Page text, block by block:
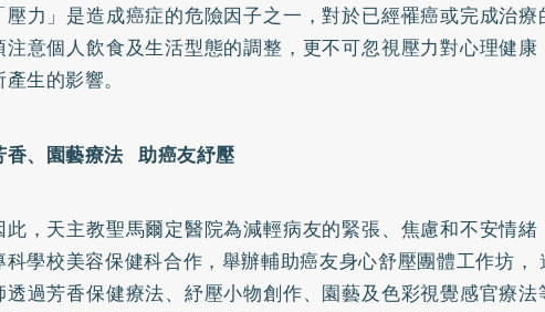
「壓力」是造成癌症的危險因子之一，對於已經罹癌或完成治
注意個人飲食及生活型態的調整，更不可忽視壓力對心理健
產生的影響。
香、園藝療法 助癌友紓壓
此，天主教聖馬爾定醫院為減輕病友的緊張、焦慮和不安情
科學校美容保健科合作，舉辦輔助癌友身心舒壓團體工作坊，
透過芳香保健療法、紓壓小物創作、園藝及色彩視覺感官療